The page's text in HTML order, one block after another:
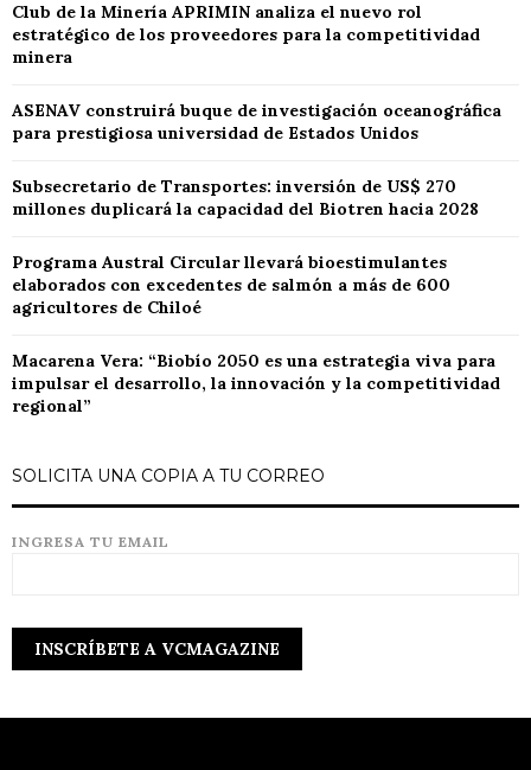
Club de la Minería APRIMIN analiza el nuevo rol
estratégico de los proveedores para la competitividad
minera
ASENAV construirá buque de investigación oceanográfica
para prestigiosa universidad de Estados Unidos
Subsecretario de Transportes: inversión de US$ 270
millones duplicará la capacidad del Biotren hacia 2028
Programa Austral Circular llevará bioestimulantes
elaborados con excedentes de salmón a más de 600
agricultores de Chiloé
Macarena Vera: “Biobío 2050 es una estrategia viva para
impulsar el desarrollo, la innovación y la competitividad
regional”
SOLICITA UNA COPIA A TU CORREO
INGRESA TU EMAIL